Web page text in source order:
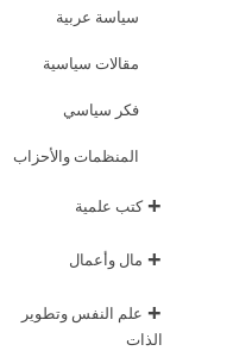
سياسة عربية
مقالات سياسية
فكر سياسي
المنظمات والأحزاب
+كتب علمية
+ مال وأعمال
+ علم النفس وتطوير
الذات